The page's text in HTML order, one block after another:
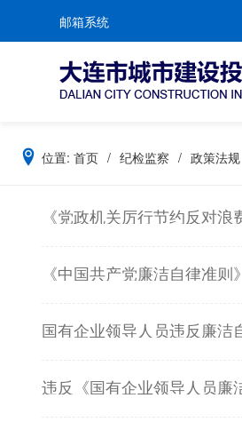
邮箱系统
位置: 首页 / 纪检监察 / 政策法规
《党政机关厉行节约反对浪
《中国共产党廉洁自律准则》
国有企业领导人员违反廉洁
违反《国有企业领导人员廉